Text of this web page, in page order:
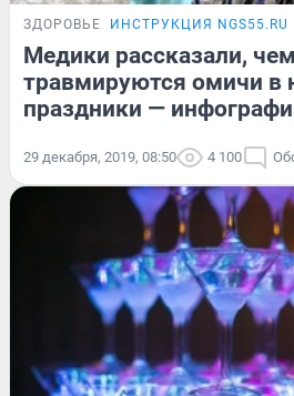
ЗДОРОВЬЕ ИНСТРУКЦИЯ NGS55.RU
Медики рассказали,
травмируются омичи в
праздники —
29 декабря, 2019, 08:50 4 100